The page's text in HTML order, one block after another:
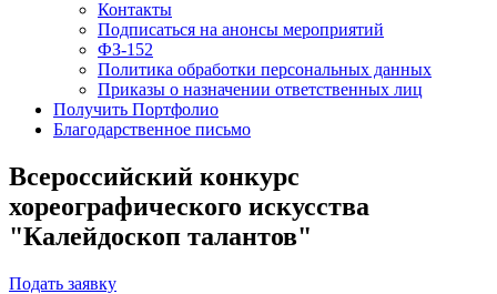
Контакты
Подписаться на анонсы мероприятий
ФЗ-152
Политика обработки персональных данных
Приказы о назначении ответственных лиц
Получить Портфолио
Благодарственное письмо
Всероссийский конкурс
хореографического искусства
"Калейдоскоп талантов"
Подать заявку